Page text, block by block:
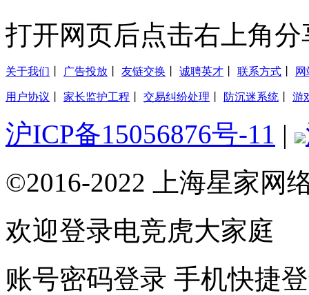
打开网页后点击右上角分
关于我们 广告投放 友链交换 诚聘英才 联系方式
用户协议 家长监护工程 交易纠纷处理 防沉迷系统 游
沪ICP备15056876号-11 |
©2016-2022 上海星家网
欢迎登录电竞虎大家庭
账号密码登录 手机快捷